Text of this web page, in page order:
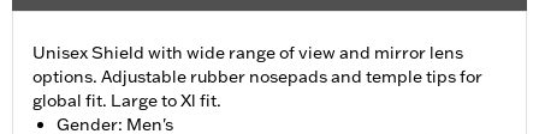
Unisex Shield with wide range of view and mirror lens
options. Adjustable rubber nosepads and temple tips for
global fit. Large to Xl fit.
Gender: Men's